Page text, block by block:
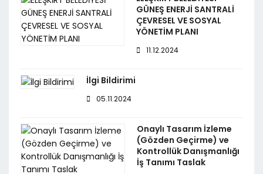
GÜNEŞ ENERJİ SANTRALİ
ÇEVRESEL VE SOSYAL
YÖNETİM PLANI
11.12.2024
İlgi Bildirimi
05.11.2024
Onaylı Tasarım İzleme
(Gözden Geçirme) ve
Kontrollük Danışmanlığı
İş Tanımı Taslak